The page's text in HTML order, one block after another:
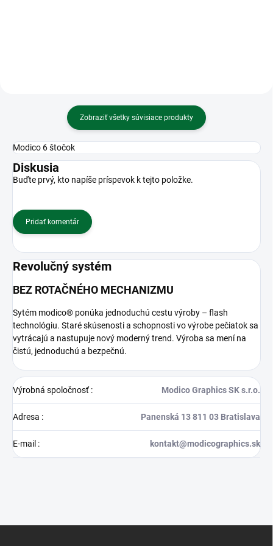
Zobraziť všetky súvisiace produkty
Modico 6 štočok
Diskusia
Buďte prvý, kto napíše príspevok k tejto položke.
Pridať komentár
Revolučný systém
BEZ ROTAČNÉHO MECHANIZMU
Sytém modico® ponúka jednoduchú cestu výroby – flash
technológiu. Staré skúsenosti a schopnosti vo výrobe pečiatok sa
vytrácajú a nastupuje nový moderný trend. Výroba sa mení na
čistú, jednoduchú a bezpečnú.
Výrobná spoločnosť: Modico Graphics SK s.r.o.
Adresa : Panenská 13 811 03 Bratislava
E-mail : kontakt@modicographics.sk